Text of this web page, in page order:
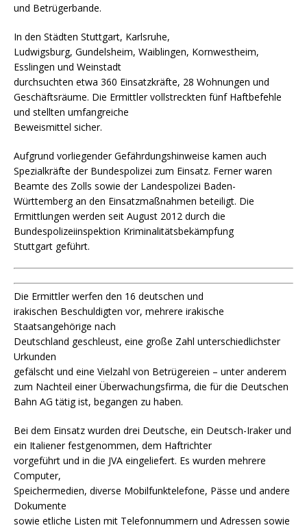
und Betrügerbande.
In den Städten Stuttgart, Karlsruhe,
Ludwigsburg, Gundelsheim, Waiblingen, Kornwestheim,
Esslingen und Weinstadt
durchsuchten etwa 360 Einsatzkräfte, 28 Wohnungen und
Geschäftsräume. Die Ermittler vollstreckten fünf Haftbefehle
und stellten umfangreiche
Beweismittel sicher.
Aufgrund vorliegender Gefährdungshinweise kamen auch
Spezialkräfte der Bundespolizei zum Einsatz. Ferner waren
Beamte des Zolls sowie der Landespolizei Baden-
Württemberg an den Einsatzmaßnahmen beteiligt. Die
Ermittlungen werden seit August 2012 durch die
Bundespolizeiinspektion Kriminalitätsbekämpfung
Stuttgart geführt.
Die Ermittler werfen den 16 deutschen und
irakischen Beschuldigten vor, mehrere irakische
Staatsangehörige nach
Deutschland geschleust, eine große Zahl unterschiedlichster
Urkunden
gefälscht und eine Vielzahl von Betrügereien – unter anderem
zum Nachteil einer Überwachungsfirma, die für die Deutschen
Bahn AG tätig ist, begangen zu haben.
Bei dem Einsatz wurden drei Deutsche, ein Deutsch-Iraker und
ein Italiener festgenommen, dem Haftrichter
vorgeführt und in die JVA eingeliefert. Es wurden mehrere
Computer,
Speichermedien, diverse Mobilfunktelefone, Pässe und andere
Dokumente
sowie etliche Listen mit Telefonnummern und Adressen sowie